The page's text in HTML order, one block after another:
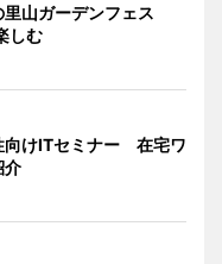
山ガーデンフェス
しむ
向けITセミナー 在宅ワ
介